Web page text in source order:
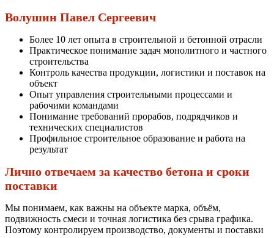
Волушин Павел Сергеевич
Более 10 лет опыта в строительной и бетонной отрасли
Практическое понимание задач монолитного и частного
строительства
Контроль качества продукции, логистики и поставок на
объект
Опыт управления строительными процессами и
рабочими командами
Понимание требований прорабов, подрядчиков и
технических специалистов
Профильное строительное образование и работа на
результат
Лично отвечаем за качество бетона и сроки
поставки
Мы понимаем, как важны на объекте марка, объём,
подвижность смеси и точная логистика без срыва графика.
Поэтому контролируем производство, документы и поставки